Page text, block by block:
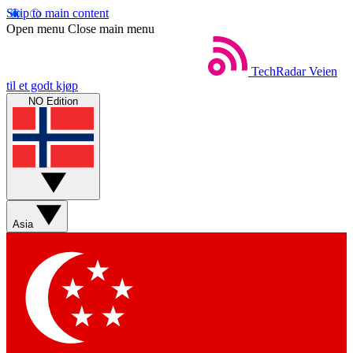
Skip to main content
Open menu Close main menu
TechRadar Veien
til et godt kjøp
NO Edition
Asia